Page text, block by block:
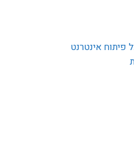
פיתוח אינטרנט